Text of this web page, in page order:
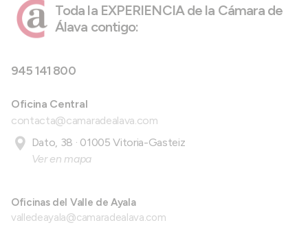
Toda la EXPERIENCIA de la Cámara de
Álava contigo:
945 141 800
Oficina Central
contacta@camaradealava.com
Dato, 38 · 01005 Vitoria-Gasteiz
Ver en mapa
Oficinas del Valle de Ayala
valledeayala@camaradealava.com